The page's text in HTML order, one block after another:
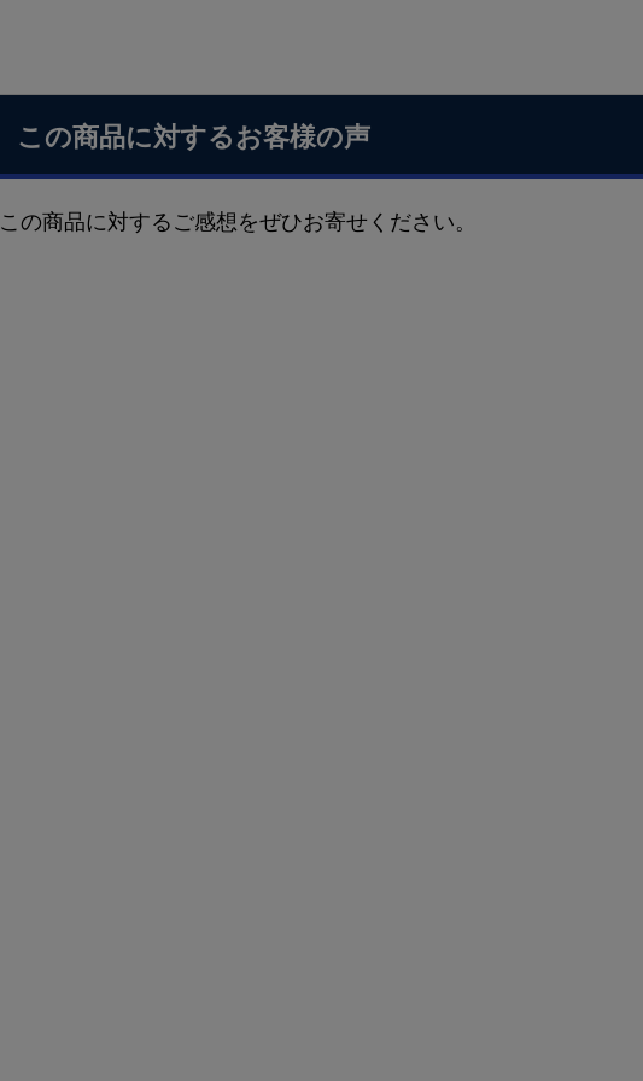
この商品に対するお客様の声
この商品に対するご感想をぜひお寄せください。